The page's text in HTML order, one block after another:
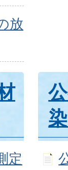
放
定